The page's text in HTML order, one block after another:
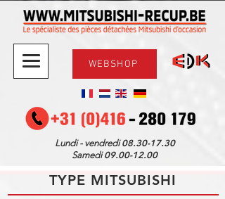
WEBSHOP
Lundi - vendredi08.30-17.30
Samedi09.00-12.00
TYPE MITSUBISHI